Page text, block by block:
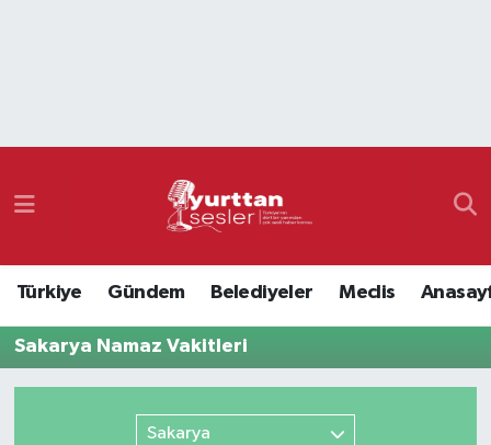
Türkiye Gündem Belediyeler Meclis
Sakarya Namaz Vakitleri
Sakarya
Namaz Vakitleri
Süper Lig Puan Durumu ve Fikstür
Son Dakika Haberleri